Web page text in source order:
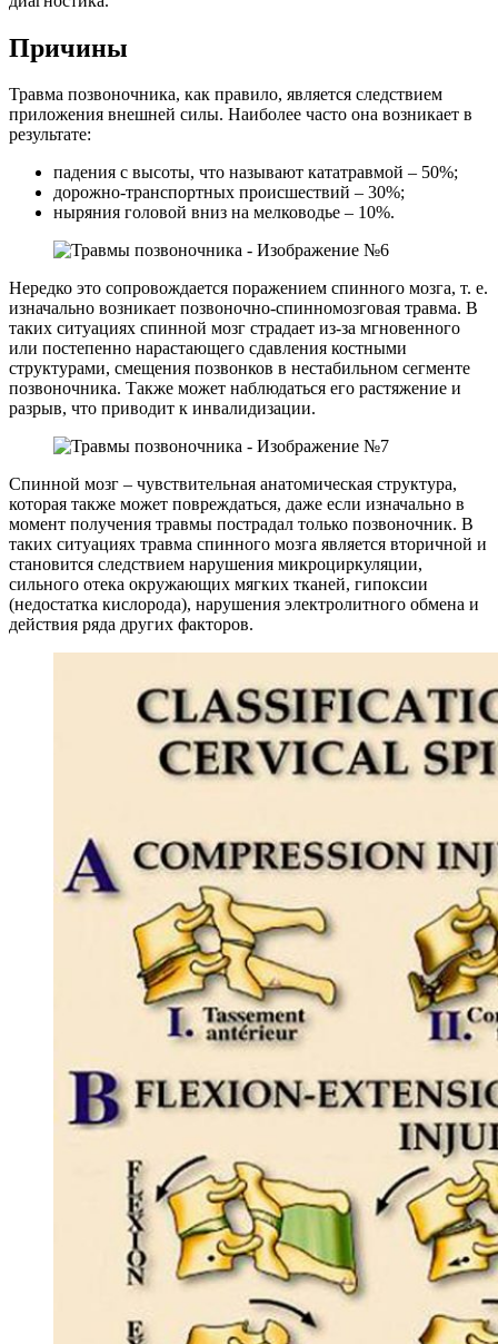
Причины
Травма позвоночника, как правило, является следствием
приложения внешней силы. Наиболее часто она возникает в
результате:
падения с высоты, что называют кататравмой – 50%;
дорожно-транспортных происшествий – 30%;
ныряния головой вниз на мелководье – 10%.
Нередко это сопровождается поражением спинного мозга, т. е.
изначально возникает позвоночно-спинномозговая травма. В
таких ситуациях спинной мозг страдает из-за мгновенного
или постепенно нарастающего сдавления костными
структурами, смещения позвонков в нестабильном сегменте
позвоночника. Также может наблюдаться его растяжение и
разрыв, что приводит к инвалидизации.
Спинной мозг – чувствительная анатомическая структура,
которая также может повреждаться, даже если изначально в
момент получения травмы пострадал только позвоночник. В
таких ситуациях травма спинного мозга является вторичной и
становится следствием нарушения микроциркуляции,
сильного отека окружающих мягких тканей, гипоксии
(недостатка кислорода), нарушения электролитного обмена и
действия ряда других факторов.